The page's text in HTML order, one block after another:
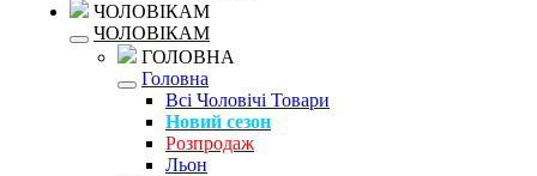
ЧОЛОВІКАМ
ЧОЛОВІКАМ
ГОЛОВНА
Головна
Всі Чоловічі Товари
Новий сезон
Розпродаж
Льон